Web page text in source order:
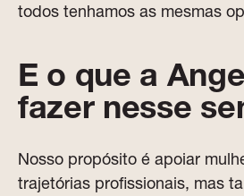
todos tenhamos as mesmas
E o que a
fazer nesse
Nosso propósito é apoiar
trajetórias profissionais, mas